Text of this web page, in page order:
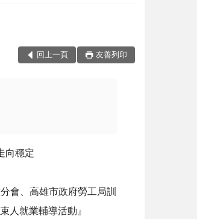
回上一頁 友善列印
向穩定
會、高雄市政府勞工局訓
人就業輔導活動』